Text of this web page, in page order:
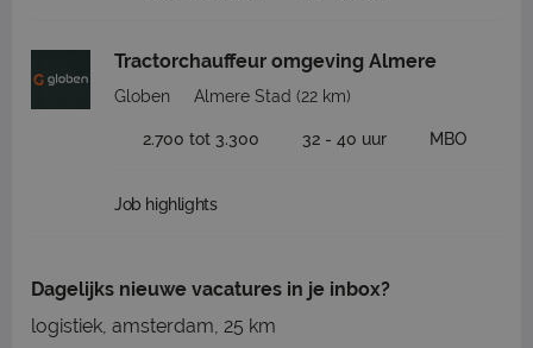
Tractorchauffeur omgeving Almere
Globen Almere Stad (22 km)
2.700 tot 3.300 32 - 40 uur MBO
Job highlights
Dagelijks nieuwe vacatures in je inbox?
logistiek, amsterdam, 25 km